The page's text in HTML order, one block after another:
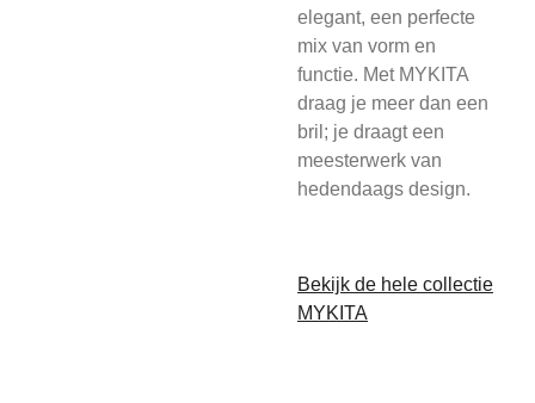
elegant, een perfecte
mix van vorm en
functie. Met MYKITA
draag je meer dan een
bril; je draagt een
meesterwerk van
hedendaags design.
Bekijk de hele collectie
MYKITA